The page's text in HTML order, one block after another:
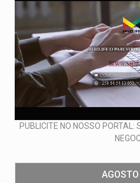
PUBLICITE NO NOSSO PORTAL: